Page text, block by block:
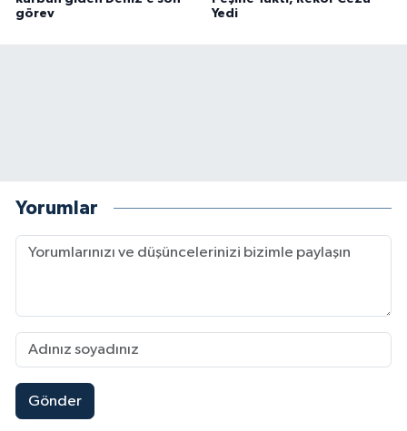
görev
Yedi
Yorumlar
Gönder